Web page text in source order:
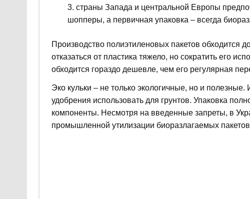
страны Запада и центральной Европы
шопперы, а первичная упаковка – всегда
Производство полиэтиленовых пакетов обходится
отказаться от пластика тяжело, но сократить его
обходится гораздо дешевле, чем его регулярная
Эко кульки – не только экологичные, но и
удобрения использовать для грунтов. Упаковка
компоненты. Несмотря на введенные запреты, в
промышленной утилизации биоразлагаемых